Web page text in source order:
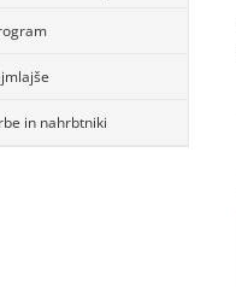
in nahrbtniki